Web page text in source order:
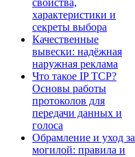
свойства,
характеристики и
секреты выбора
Качественные
вывески: надёжная
наружная реклама
Что такое IP TCP?
Основы работы
протоколов для
передачи данных и
голоса
Обрамление и уход за
могилой: правила и